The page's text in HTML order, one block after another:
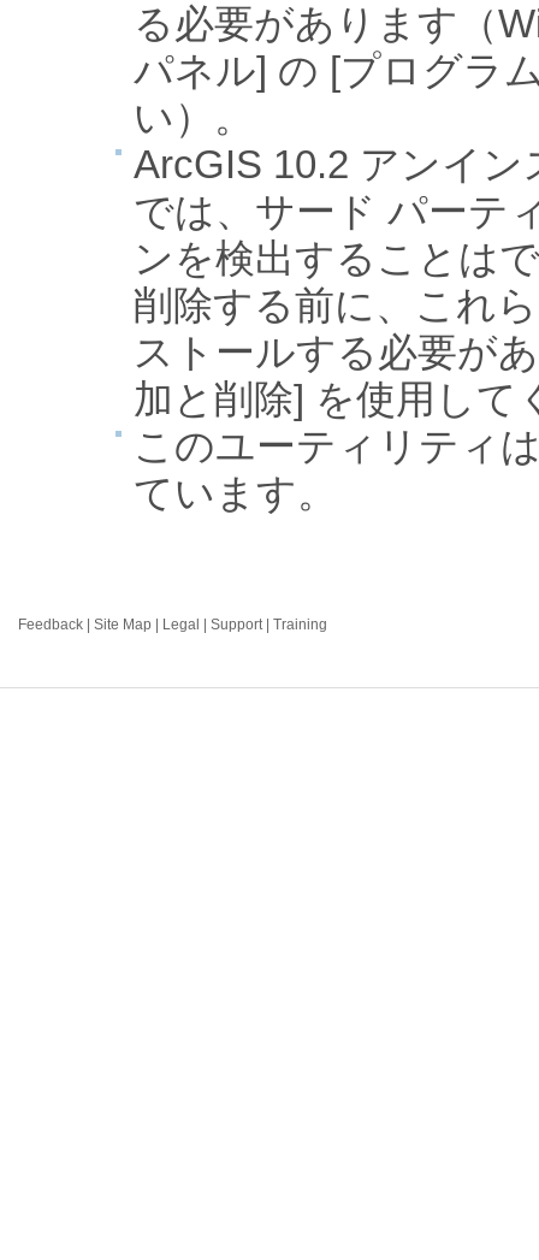
る必要があります（
パネル] の [プログラ
い）。
ArcGIS 10.2 アンイ
では、サード パーテ
ンを検出することは
削除する前に、これ
ストールする必要が
加と削除] を使用して
このユーティリティ
ています。
Feedback Site Map Legal Support| Training